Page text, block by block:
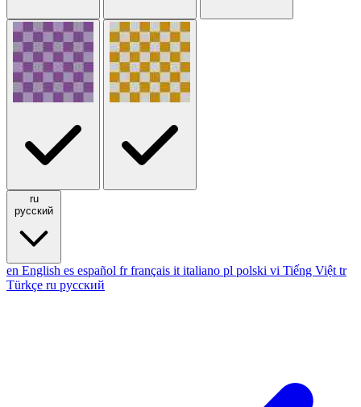
ru
русский
en English es español fr français it italiano pl polski vi Tiếng Việt tr
Türkçe ru русский